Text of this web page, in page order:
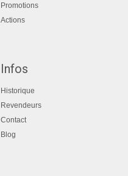
Promotions
Actions
Infos
Historique
Revendeurs
Contact
Blog